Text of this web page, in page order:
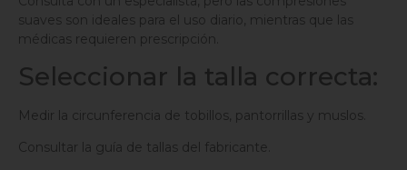
suaves son ideales para el uso diario, mientras que las
médicas requieren prescripción.
Seleccionar la talla correcta:
Medir la circunferencia de tobillos, pantorrillas y muslos.
Consultar la guía de tallas del fabricante.